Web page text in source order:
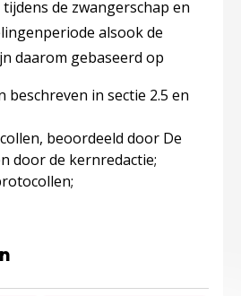
de zwangerschap en
alsook de
daarom gebaseerd op
beschreven in sectie 2.5 en
beoordeeld door De
door de kernredactie;